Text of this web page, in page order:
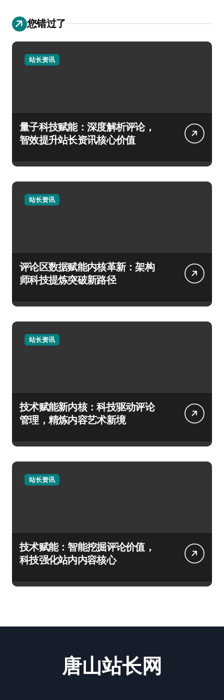
您错过了
站长资讯
量子科技赋能：深度解析评论，
智效提升站长资讯核心价值
站长资讯
评论区数据赋能内核革新：架构
师科技提炼突破新路径
站长资讯
技术赋能新内核：科技驱动评论
管理，精炼内容艺术新境
站长资讯
技术赋能：智能挖掘评论价值，
科技强化站内内容核心
唐山站长网